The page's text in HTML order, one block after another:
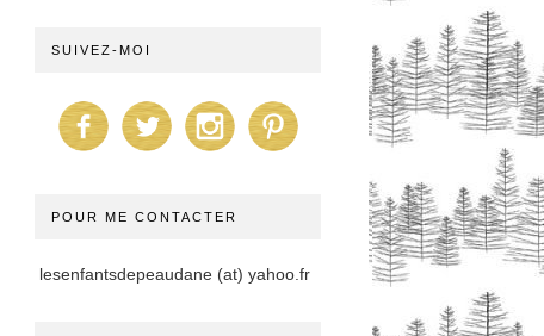
SUIVEZ-MOI
POUR ME CONTACTER
lesenfantsdepeaudane (at) yahoo.fr